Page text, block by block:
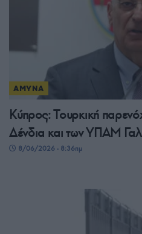
ΑΜΥΝΑ
Κύπρος: Τουρκική
Δένδια και των ΥΠΑΜ
8/06/2026 - 8:36πμ